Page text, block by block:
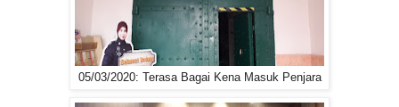
05/03/2020: Terasa Bagai Kena Masuk Penjara